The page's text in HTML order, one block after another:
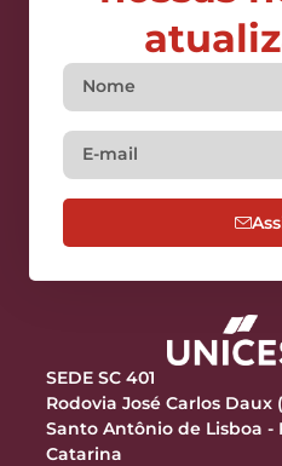
SEDE SC 401
Rodovia José Carlos Daux
Santo Antônio de Lisboa -
Catarina